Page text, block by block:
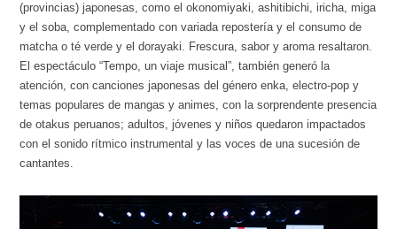
(provincias) japonesas, como el okonomiyaki, ashitibichi, iricha, miga
y el soba, complementado con variada repostería y el consumo de
matcha o té verde y el dorayaki. Frescura, sabor y aroma resaltaron.
El espectáculo “Tempo, un viaje musical”, también generó la
atención, con canciones japonesas del género enka, electro-pop y
temas populares de mangas y animes, con la sorprendente presencia
de otakus peruanos; adultos, jóvenes y niños quedaron impactados
con el sonido rítmico instrumental y las voces de una sucesión de
cantantes.